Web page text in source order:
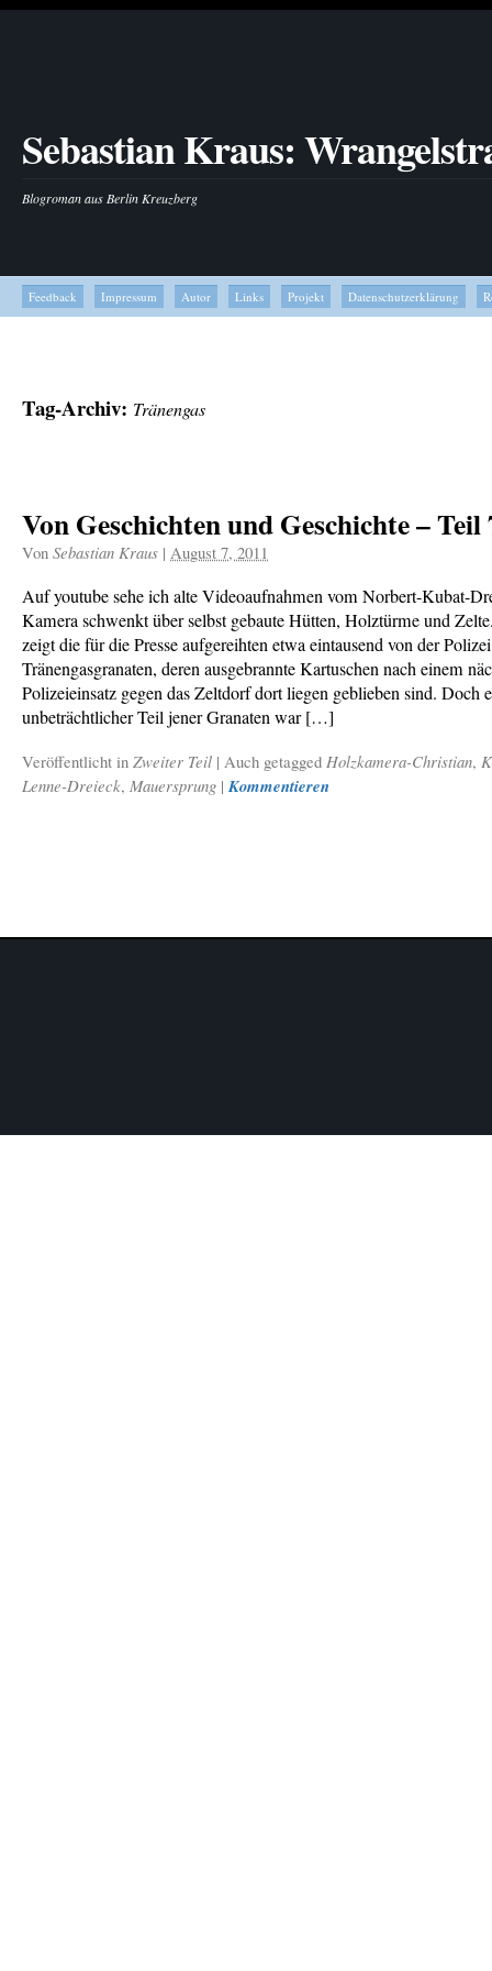
Sebastian Kraus:
Blogroman aus Berlin Kreuzberg
Feedback Impressum Autor Links Projekt Datenschutzerklärung
Tag-Archiv: Tränengas
Von Geschichten und Geschichte – Teil
Von Sebastian Kraus | August 7, 2011
Auf youtube sehe ich alte Videoaufnahmen vom Norbert-Kubat-
Kamera schwenkt über selbst gebaute Hütten, Holztürme und
zeigt die für die Presse aufgereihten etwa eintausend von der
Tränengasgranaten, deren ausgebrannte Kartuschen nach einem
Polizeieinsatz gegen das Zeltdorf dort liegen geblieben sind. Doch
unbeträchtlicher Teil jener Granaten war […]
Veröffentlicht in Zweiter Teil | Auch getagged Holzkamera-Christian,
Lenne-Dreieck, Mauersprung | Kommentieren